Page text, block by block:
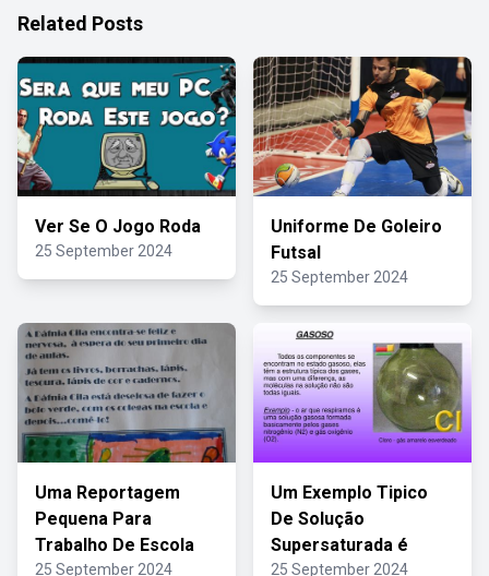
Related Posts
Ver Se O Jogo Roda
25 September 2024
Uniforme De Goleiro
Futsal
25 September 2024
Uma Reportagem
Pequena Para
Trabalho De Escola
25 September 2024
Um Exemplo Tipico
De Solução
Supersaturada é
25 September 2024